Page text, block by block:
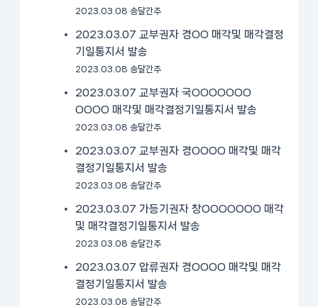
2023.03.08 송달간주
2023.03.07 교부권자 경OO 매각및 매각결정
기일통지서 발송
2023.03.08 송달간주
2023.03.07 교부권자 국OOOOOOO
OOOO 매각및 매각결정기일통지서 발송
2023.03.08 송달간주
2023.03.07 교부권자 경OOOO 매각및 매각
결정기일통지서 발송
2023.03.08 송달간주
2023.03.07 가등기권자 창OOOOOOO 매각
및 매각결정기일통지서 발송
2023.03.08 송달간주
2023.03.07 압류권자 경OOOO 매각및 매각
결정기일통지서 발송
2023.03.08 송달간주